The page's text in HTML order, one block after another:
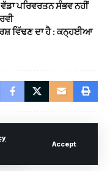
Accept
ਪਰਿਵਰਤਨ ਸੰਭਵ ਨਹੀਂ
ਵਿੱਢਣ ਦਾ ਹੈ : ਕਨ੍ਹਈਆ